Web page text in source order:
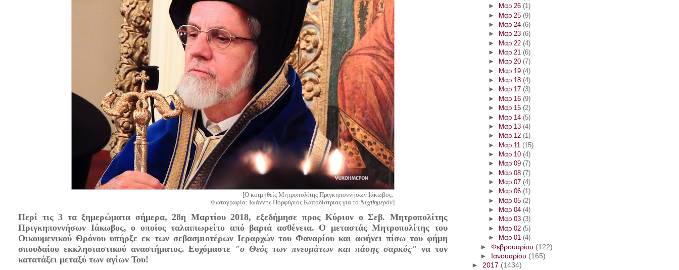
[Ο κοιμηθείς Μητροπολίτης Πριγκηποννήσων Ιάκωβος.
Φωτογραφία: Ιωάννης Πορφύριος Καποδίστριας για το Νυχθημερόν]
Περί τις 3 τα ξημερώματα σήμερα, 28η Μαρτίου 2018, εξεδήμησε προς Κύριον ο Σεβ. Μητροπολίτης
Πριγκηποννήσων Ιάκωβος, ο οποίος ταλαιπωρείτο από βαριά ασθένεια. Ο μεταστάς Μητροπολίτης του
Οικουμενικού Θρόνου υπήρξε εκ των σεβασμιοτέρων Ιεραρχών του Φαναρίου και αφήνει πίσω του φήμη
σπουδαίου εκκλησιαστικού αναστήματος. Ευχόμαστε "ο Θεός των πνευμάτων και πάσης σαρκός" να τον
κατατάξει μεταξύ των αγίων Του!
►
Μαρ 26 (1)
► Μαρ 25 (9)
►
Μαρ 24 (6)
►
Μαρ 23 (6)
► Μαρ 22 (4)
►
Μαρ 21 (6)
►
Μαρ 20 (7)
► Μαρ 19 (4)
►
Μαρ 18 (4)
►
Μαρ 17 (3)
►
Μαρ 16 (9)
►
Μαρ 15 (2)
► Μαρ 14 (5)
►
Μαρ 13 (4)
►
Μαρ 12 (1)
► Μαρ 11 (15)
►
Μαρ 10 (4)
►
Μαρ 09 (7)
► Μαρ 08 (7)
►
Μαρ 07 (4)
►
Μαρ 06 (1)
►
Μαρ 05 (2)
►
Μαρ 04 (4)
►
Μαρ 03 (3)
►
Μαρ 02 (5)
►
Μαρ 01 (4)
► Φεβρουαρίου (122)
►
Ιανουαρίου (165)
►2017 (1434)